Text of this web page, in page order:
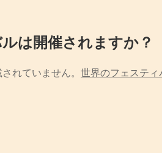
は開催されますか？
れていません。 世界のフェステ